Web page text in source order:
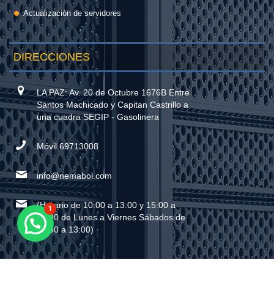
Actualización de servidores
DIRECCIONES
LA PAZ: Av. 20 de Octubre 1676B Entre
Santos Machicado y Capitan Castrillo a
una cuadra SEGIP - Gasolinera
Móvil 69713008
info@nemabol.com
(Horario de 10:00 a 13:00 y 15:00 a
20:00 de Lunes a Viernes Sábados de
09:00 a 13:00)
1